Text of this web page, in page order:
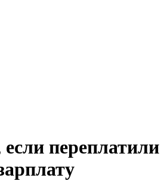
переплатили